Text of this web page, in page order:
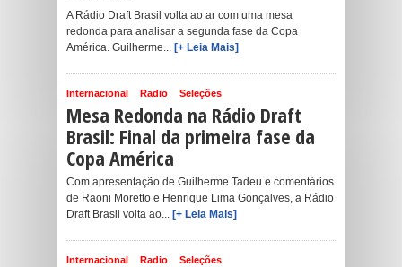
A Rádio Draft Brasil volta ao ar com uma mesa
redonda para analisar a segunda fase da Copa
América. Guilherme... [+ Leia Mais]
Internacional Radio Seleções
Mesa Redonda na Rádio Draft
Brasil: Final da primeira fase da
Copa América
Com apresentação de Guilherme Tadeu e comentários
de Raoni Moretto e Henrique Lima Gonçalves, a Rádio
Draft Brasil volta ao... [+ Leia Mais]
Internacional Radio Seleções